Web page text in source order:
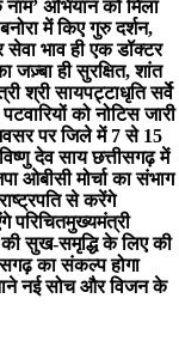
अभियान को मिला
में किए गुरु दर्शन,
भाव ही एक डॉक्टर
जज़्बा ही सुरक्षित, शांत
श्री सायपट्टाधृति सर्वे
को नोटिस जारी
पर जिले में 7 से 15
देव साय छत्तीसगढ़ में
ओबीसी मोर्चा का संभाग
राष्ट्रपति से करेंगे
परिचितमुख्यमंत्री
की सुख-समृद्धि के लिए की
का संकल्प होगा
नई सोच और विजन के